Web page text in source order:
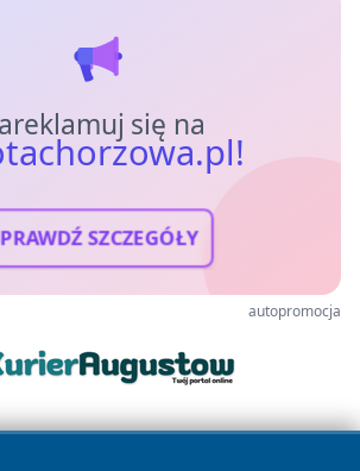
się na
SZCZEGÓŁY
autopromocja